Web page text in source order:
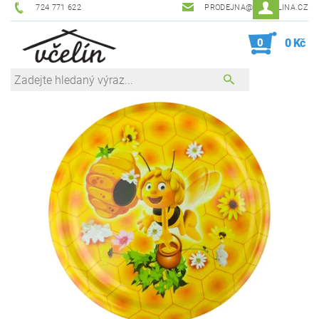
724 771 622 PRODEJNA@ZEVCELINA.CZ
0 0 Kč